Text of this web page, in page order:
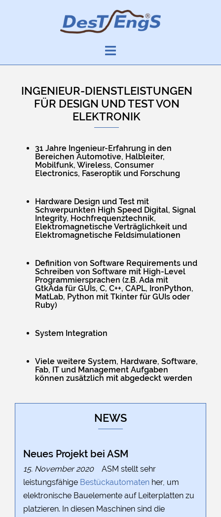
INGENIEUR-DIENSTLEISTUNGEN
FÜR DESIGN UND TEST VON
ELEKTRONIK
31 Jahre Ingenieur-Erfahrung in den
Bereichen Automotive, Halbleiter,
Mobilfunk, Wireless, Consumer
Electronics, Faseroptik und Forschung
Hardware Design und Test mit
Schwerpunkten High Speed Digital, Signal
Integrity, Hochfrequenztechnik,
Elektromagnetische Verträglichkeit und
Elektromagnetische Feldsimulationen
Definition von Software Requirements und
Schreiben von Software mit High-Level
Programmiersprachen (z.B. Ada mit
GtkAda für GUIs, C, C++, CAPL, IronPython,
MatLab, Python mit Tkinter für GUIs oder
Ruby)
System Integration
Viele weitere System, Hardware, Software,
Fab, IT und Management Aufgaben
können zusätzlich mit abgedeckt werden
NEWS
Neues Projekt bei ASM
15. November 2020ASM stellt sehr
leistungsfähige Bestückautomaten her, um
elektronische Bauelemente auf Leiterplatten zu
platzieren. In diesen Maschinen sind die